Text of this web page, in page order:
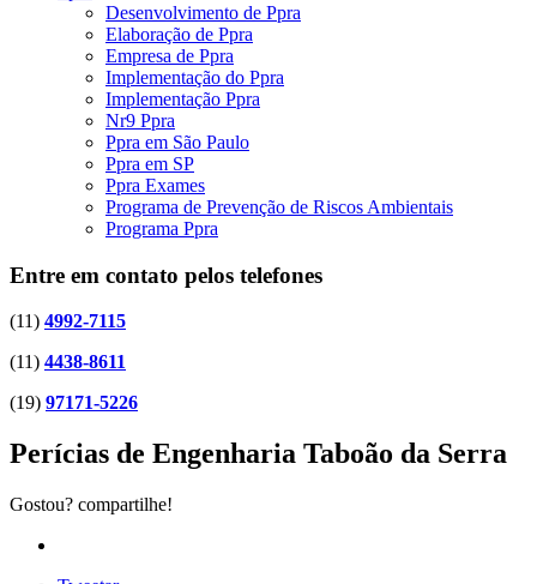
Desenvolvimento de Ppra
Elaboração de Ppra
Empresa de Ppra
Implementação do Ppra
Implementação Ppra
Nr9 Ppra
Ppra em São Paulo
Ppra em SP
Ppra Exames
Programa de Prevenção de Riscos Ambientais
Programa Ppra
Entre em contato pelos telefones
(11) 4992-7115
(11) 4438-8611
(19) 97171-5226
Perícias de Engenharia Taboão da Serra
Gostou? compartilhe!